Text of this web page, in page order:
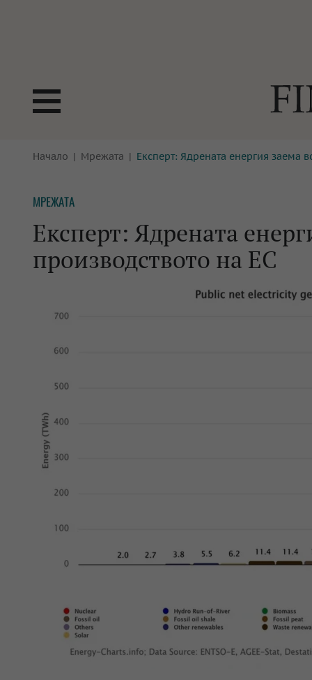
БОРСИ
КРИПТО
БАНКИ
ПАРИТЕ
ЗАСТРАХОВАНЕ
ЕНЕРГЕТИКА
ИМОТИ
Начало Мрежата Експерт: Ядрената енергия заема
МРЕЖАТА
Експерт: Ядрената
производството на ЕС